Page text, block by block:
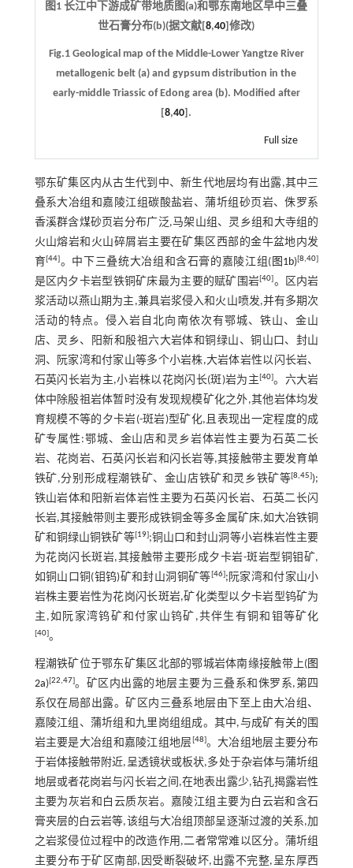
图1 长江中下游成矿带地质图(a)和鄂东南地区早中三叠
世石膏分布(b)(据文献[8,40]修改)
Fig.1 Geological map of the Middle-Lower Yangtze River
metallogenic belt (a) and gypsum distribution in the
early-middle Triassic of Edong area (b). Modified after
[8,40].
Full size
鄂东矿集区内从古生代到中、新生代地层均有出露,其中三
叠系大冶组和嘉陵江组碳酸盐岩、蒲圻组砂页岩、侏罗系
香溪群含煤砂页岩分布广泛,马架山组、灵乡组和大寺组的
火山熔岩和火山碎屑岩主要在矿集区西部的金牛盆地内发
育[44]。中下三叠统大冶组和含石膏的嘉陵江组( 图1b)[8,40]
是区内夕卡岩型铁铜矿床最为主要的赋矿围岩[40]。区内岩
浆活动以燕山期为主,兼具岩浆侵入和火山喷发,并有多期次
活动的特点。侵入岩自北向南依次有鄂城、铁山、金山
店、灵乡、阳新和殷祖六大岩体和铜绿山、铜山口、封山
洞、阮家湾和付家山等多个小岩株,大岩体岩性以闪长岩、
石英闪长岩为主,小岩株以花岗闪长(斑)岩为主[40]。六大岩
体中除殷祖岩体暂时没有发现规模矿化之外,其他岩体均发
育规模不等的夕卡岩(-斑岩)型矿化,且表现出一定程度的成
矿专属性:鄂城、金山店和灵乡岩体岩性主要为石英二长
岩、花岗岩、石英闪长岩和闪长岩等,其接触带主要发育单
铁矿,分别形成程潮铁矿、金山店铁矿和灵乡铁矿等[8,45]);
铁山岩体和阳新岩体岩性主要为石英闪长岩、石英二长闪
长岩,其接触带则主要形成铁铜金等多金属矿床,如大冶铁铜
矿和铜绿山铜铁矿等[19];铜山口和封山洞等小岩株岩性主要
为花岗闪长斑岩,其接触带主要形成夕卡岩-斑岩型铜钼矿,
如铜山口铜(钼钨)矿和封山洞铜矿等[46];阮家湾和付家山小
岩株主要岩性为花岗闪长斑岩,矿化类型以夕卡岩型钨矿为
主,如阮家湾钨矿和付家山钨矿,共伴生有铜和钼等矿化
[40]。
程潮铁矿位于鄂东矿集区北部的鄂城岩体南缘接触带上(图
2a)[22,47]。矿区内出露的地层主要为三叠系和侏罗系,第四
系仅在局部出露。矿区内三叠系地层由下至上由大冶组、
嘉陵江组、蒲圻组和九里岗组组成。其中,与成矿有关的围
岩主要是大冶组和嘉陵江组地层[48]。大冶组地层主要分布
于岩体接触带附近,呈透镜状或板状,多处于杂岩体与蒲圻组
地层或者花岗岩与闪长岩之间,在地表出露少,钻孔揭露岩性
主要为灰岩和白云质灰岩。嘉陵江组主要为白云岩和含石
膏夹层的白云岩等,该组与大冶组顶部呈逐渐过渡的关系,加
之岩浆侵位过程中的改造作用,二者常常难以区分。蒲圻组
主要分布于矿区南部,因受断裂破坏,出露不完整,呈东厚西